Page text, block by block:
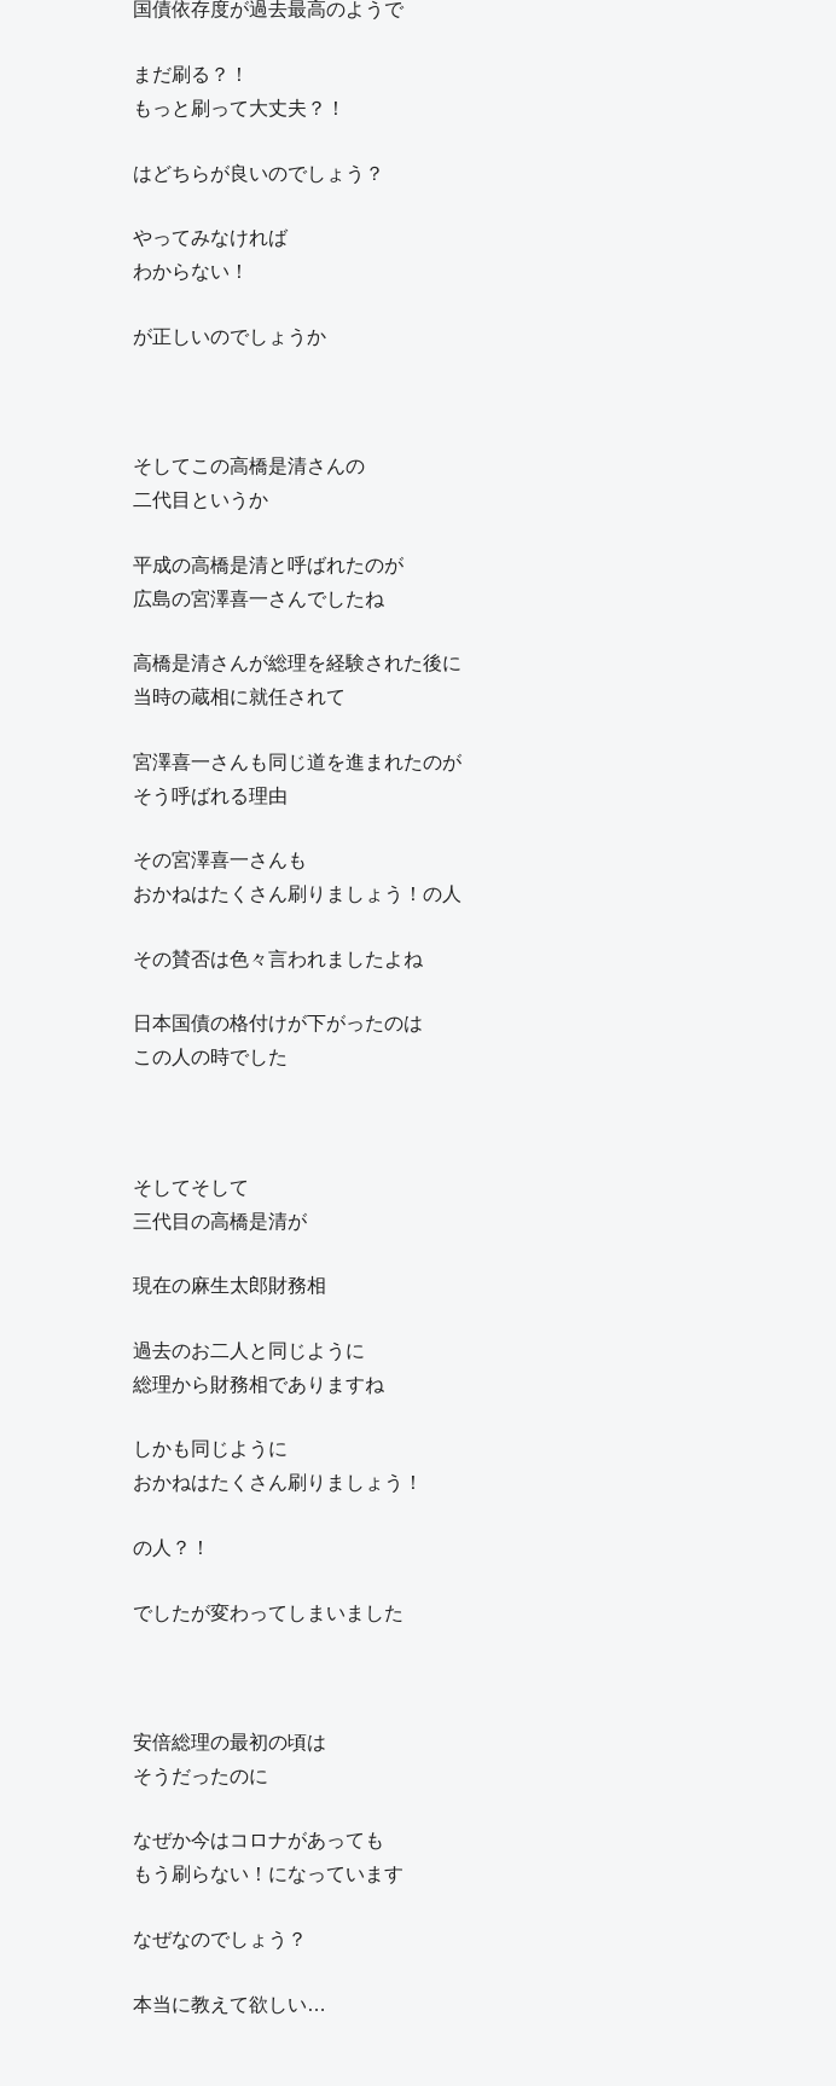
国債依存度が過去最高のようで
まだ刷る？！
もっと刷って大丈夫？！
はどちらが良いのでしょう？
やってみなければ
わからない！
が正しいのでしょうか
そしてこの高橋是清さんの
二代目というか
平成の高橋是清と呼ばれたのが
広島の宮澤喜一さんでしたね
高橋是清さんが総理を経験された後に
当時の蔵相に就任されて
宮澤喜一さんも同じ道を進まれたのが
そう呼ばれる理由
その宮澤喜一さんも
おかねはたくさん刷りましょう！の人
その賛否は色々言われましたよね
日本国債の格付けが下がったのは
この人の時でした
そしてそして
三代目の高橋是清が
現在の麻生太郎財務相
過去のお二人と同じように
総理から財務相でありますね
しかも同じように
おかねはたくさん刷りましょう！
の人？！
でしたが変わってしまいました
安倍総理の最初の頃は
そうだったのに
なぜか今はコロナがあっても
もう刷らない！になっています
なぜなのでしょう？
本当に教えて欲しい…